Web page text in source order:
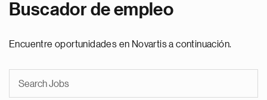
Buscador de empleo
Encuentre oportunidades en Novartis a continuación.